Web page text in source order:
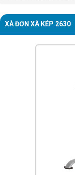
XÀ ĐƠN XÀ KÉP 2630